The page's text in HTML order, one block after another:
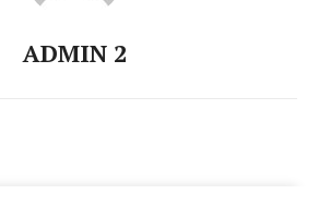
ADMIN 2